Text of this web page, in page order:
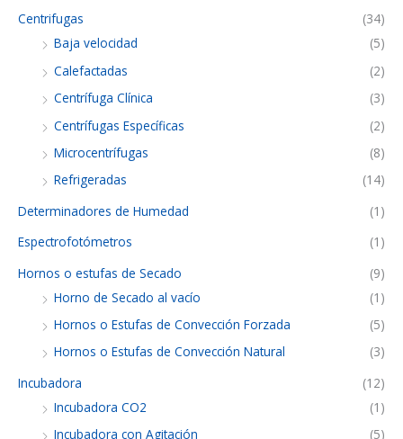
Centrifugas
(34)
Baja velocidad
(5)
Calefactadas
(2)
Centrífuga Clínica
(3)
Centrífugas Específicas
(2)
Microcentrífugas
(8)
Refrigeradas
(14)
Determinadores de Humedad
(1)
Espectrofotómetros
(1)
Hornos o estufas de Secado
(9)
Horno de Secado al vacío
(1)
Hornos o Estufas de Convección Forzada
(5)
Hornos o Estufas de Convección Natural
(3)
Incubadora
(12)
Incubadora CO2
(1)
Incubadora con Agitación
(5)